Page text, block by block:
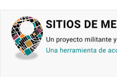
contenido
principal